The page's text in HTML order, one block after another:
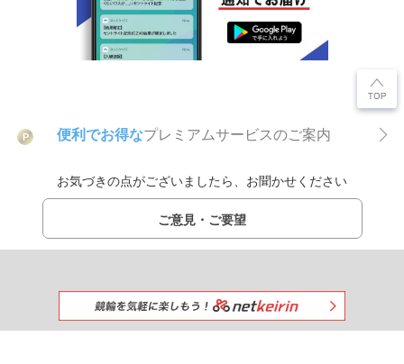
P 便利でお得なプレミアムサービスのご案内
お気づきの点がございましたら、お聞かせください
ご意見・ご要望